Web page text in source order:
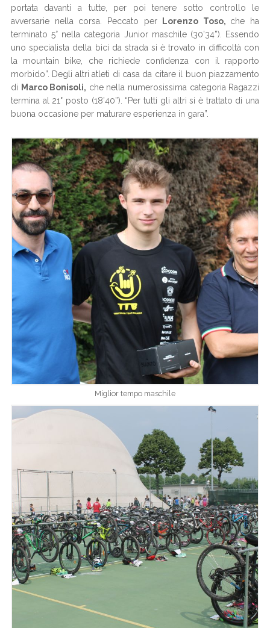
portata davanti a tutte, per poi tenere sotto controllo le
avversarie nella corsa. Peccato per
Lorenzo Toso, che ha
terminato 5° nella categoria Junior maschile (30’34”). Essendo
uno specialista della bici da strada si è trovato in difficoltà con
la mountain bike, che richiede confidenza con il rapporto
morbido”. Degli altri atleti di casa da citare il buon piazzamento
di Marco Bonisoli, che nella numerosissima categoria Ragazzi
termina al 21° posto (18’40”). “Per tutti gli altri si è trattato di una
buona occasione per maturare esperienza in gara”.
Miglior tempo maschile